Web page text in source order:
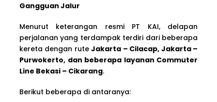
Gangguan Jalur
Menurut keterangan resmi PT KAI, delapan
perjalanan yang terdampak terdiri dari beberapa
kereta dengan ruteJakarta – Cilacap, Jakarta –
Purwokerto, dan beberapa layanan Commuter
Line Bekasi – Cikarang.
Berikut beberapa di antaranya: